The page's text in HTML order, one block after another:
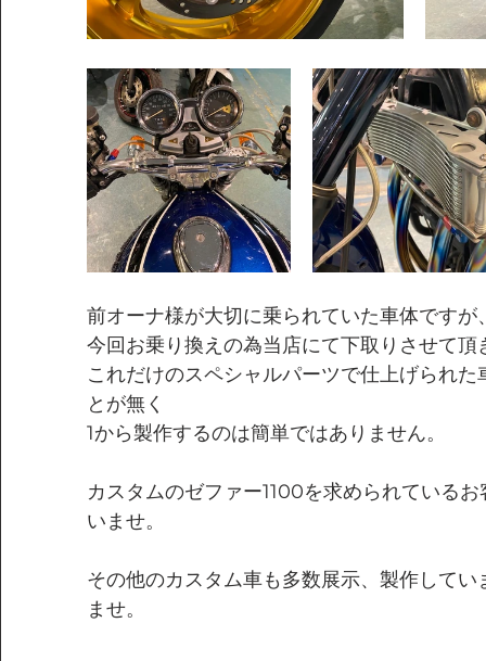
前オーナ様が大切に乗られていた車体ですが
今回お乗り換えの為当店にて下取りさせて頂
これだけのスペシャルパーツで仕上げられ
とが無く
1から製作するのは簡単ではありません。
カスタムのゼファー1100を求められている
いませ。
その他のカスタム車も多数展示、製作して
ませ。